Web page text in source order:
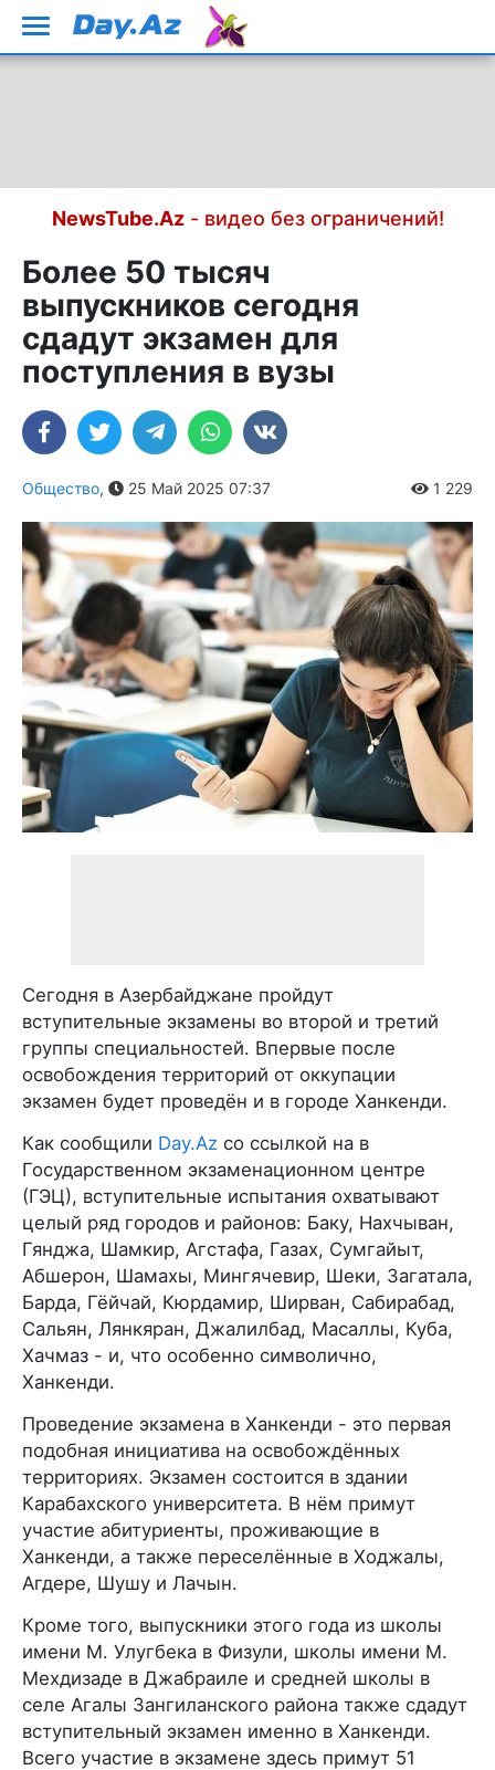
NewsTube.Az- видео без ограничений!
Более 50 тысяч
выпускников сегодня
сдадут экзамен для
поступления в вузы
Общество, 25 Май 2025 07:37 1 229
Сегодня в Азербайджане пройдут
вступительные экзамены во второй и третий
группы специальностей. Впервые после
освобождения территорий от оккупации
экзамен будет проведён и в городе Ханкенди.
Как сообщили Day.Az со ссылкой на в
Государственном экзаменационном центре
(ГЭЦ), вступительные испытания охватывают
целый ряд городов и районов: Баку, Нахчыван,
Гянджа, Шамкир, Агстафа, Газах, Сумгайыт,
Абшерон, Шамахы, Мингячевир, Шеки, Загатала,
Барда, Гёйчай, Кюрдамир, Ширван, Сабирабад,
Сальян, Лянкяран, Джалилбад, Масаллы, Куба,
Хачмаз - и, что особенно символично,
Ханкенди.
Проведение экзамена в Ханкенди - это первая
подобная инициатива на освобождённых
территориях. Экзамен состоится в здании
Карабахского университета. В нём примут
участие абитуриенты, проживающие в
Ханкенди, а также переселённые в Ходжалы,
Агдере, Шушу и Лачын.
Кроме того, выпускники этого года из школы
имени М. Улугбека в Физули, школы имени М.
Мехдизаде в Джабраиле и средней школы в
селе Агалы Зангиланского района также сдадут
вступительный экзамен именно в Ханкенди.
Всего участие в экзамене здесь примут 51